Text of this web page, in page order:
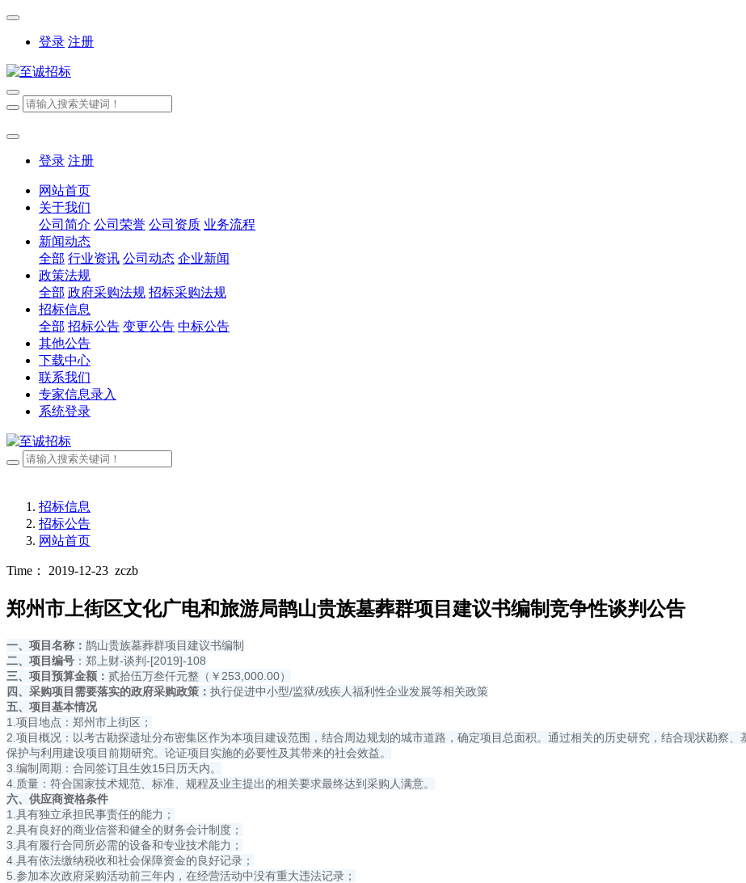
登录 注册
登录 注册
网站首页
关于我们
公司简介 公司荣誉 公司资质 业务流程
新闻动态
全部 行业资讯 公司动态 企业新闻
政策法规
全部 政府采购法规 招标采购法规
招标信息
全部 招标公告 变更公告 中标公告
其他公告
下载中心
联系我们
专家信息录入
系统登录
招标信息
招标公告
网站首页
Time： 2019-12-23 zczb
郑州市上街区文化广电和旅游局鹊山贵族墓葬群项目建议书编制竞争性谈判公告
一、项目名称： 鹊山贵族墓葬群项目建议书编制
二、项目编号 ：郑上财-谈判-[2019]-108
三、项目预算金额： 贰拾伍万叁仟元整（￥253,000.00）
四、采购项目需要落实的政府采购政策： 执行促进中小型/监狱/残疾人福利性企业发展等相关政策
五、项目基本情况
1.项目地点：郑州市上街区；
2.项目概况：以考古勘探遗址分布密集区作为本项目建设范围，结合周边规划的城市道路，确定项目总面积。通过相关的历史研究，结合现状勘察
保护与利用建设项目前期研究。论证项目实施的必要性及其带来的社会效益。
3.编制周期：合同签订且生效15日历天内。
4.质量：符合国家技术规范、标准、规程及业主提出的相关要求最终达到采购人满意。
六、供应商资格条件
1.具有独立承担民事责任的能力；
2.具有良好的商业信誉和健全的财务会计制度；
3.具有履行合同所必需的设备和专业技术能力；
4.具有依法缴纳税收和社会保障资金的良好记录；
5.参加本次政府采购活动前三年内，在经营活动中没有重大违法记录；